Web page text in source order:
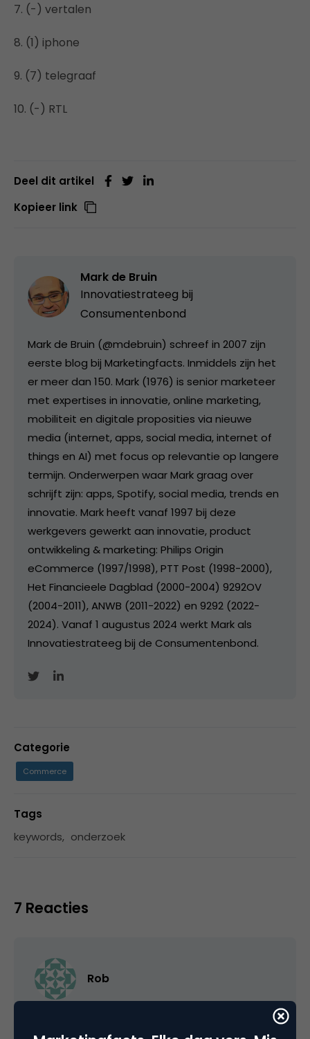
7. (-) vertalen
8. (1) iphone
9. (7) telegraaf
10. (-) RTL
Deel dit artikel
Kopieer link
Mark de Bruin
Innovatiestrateeg bij
Consumentenbond
Mark de Bruin (@mdebruin) schreef in 2007 zijn
eerste blog bij Marketingfacts. Inmiddels zijn het
er meer dan 150. Mark (1976) is senior marketeer
met expertises in innovatie, online marketing,
mobiliteit en digitale proposities via nieuwe
media (internet, apps, social media, internet of
things en AI) met focus op relevantie op langere
termijn. Onderwerpen waar Mark graag over
schrijft zijn: apps, Spotify, social media, trends en
innovatie. Mark heeft vanaf 1997 bij deze
werkgevers gewerkt aan innovatie, product
ontwikkeling & marketing: Philips Origin
eCommerce (1997/1998), PTT Post (1998-2000),
Het Financieele Dagblad (2000-2004) 9292OV
(2004-2011), ANWB (2011-2022) en 9292 (2022-
2024). Vanaf 1 augustus 2024 werkt Mark als
Innovatiestrateeg bij de Consumentenbond.
Categorie
Commerce
Tags
keywords, onderzoek
7 Reacties
Rob